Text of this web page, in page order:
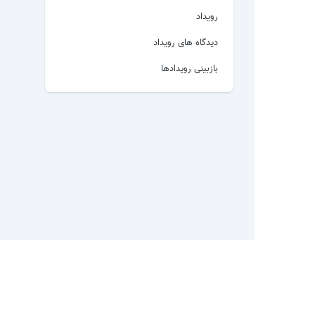
رویداد
دیدگاه های رویداد
بازبینی رویدادها